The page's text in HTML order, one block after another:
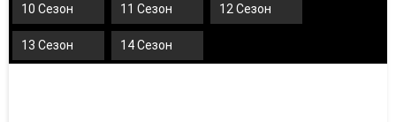
10 Сезон 11 Сезон 12 Сезон
13 Сезон 14 Сезон